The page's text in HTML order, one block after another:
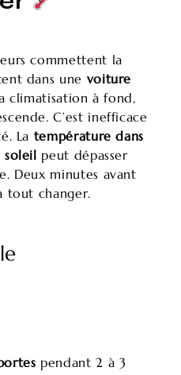
commettent la
dans une voiture
climatisation à fond,
C’est inefficace
La température dans
soleil peut dépasser
Deux minutes avant
tout changer.
pendant 2 à 3